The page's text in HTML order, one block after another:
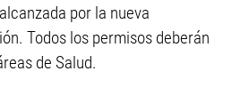
por la nueva
Todos los permisos deberán
de Salud.